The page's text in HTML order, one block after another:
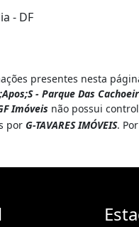
- DF
presentes nesta
- Parque Das
Imóveis não possui
por G-TAVARES IMÓVEIS.